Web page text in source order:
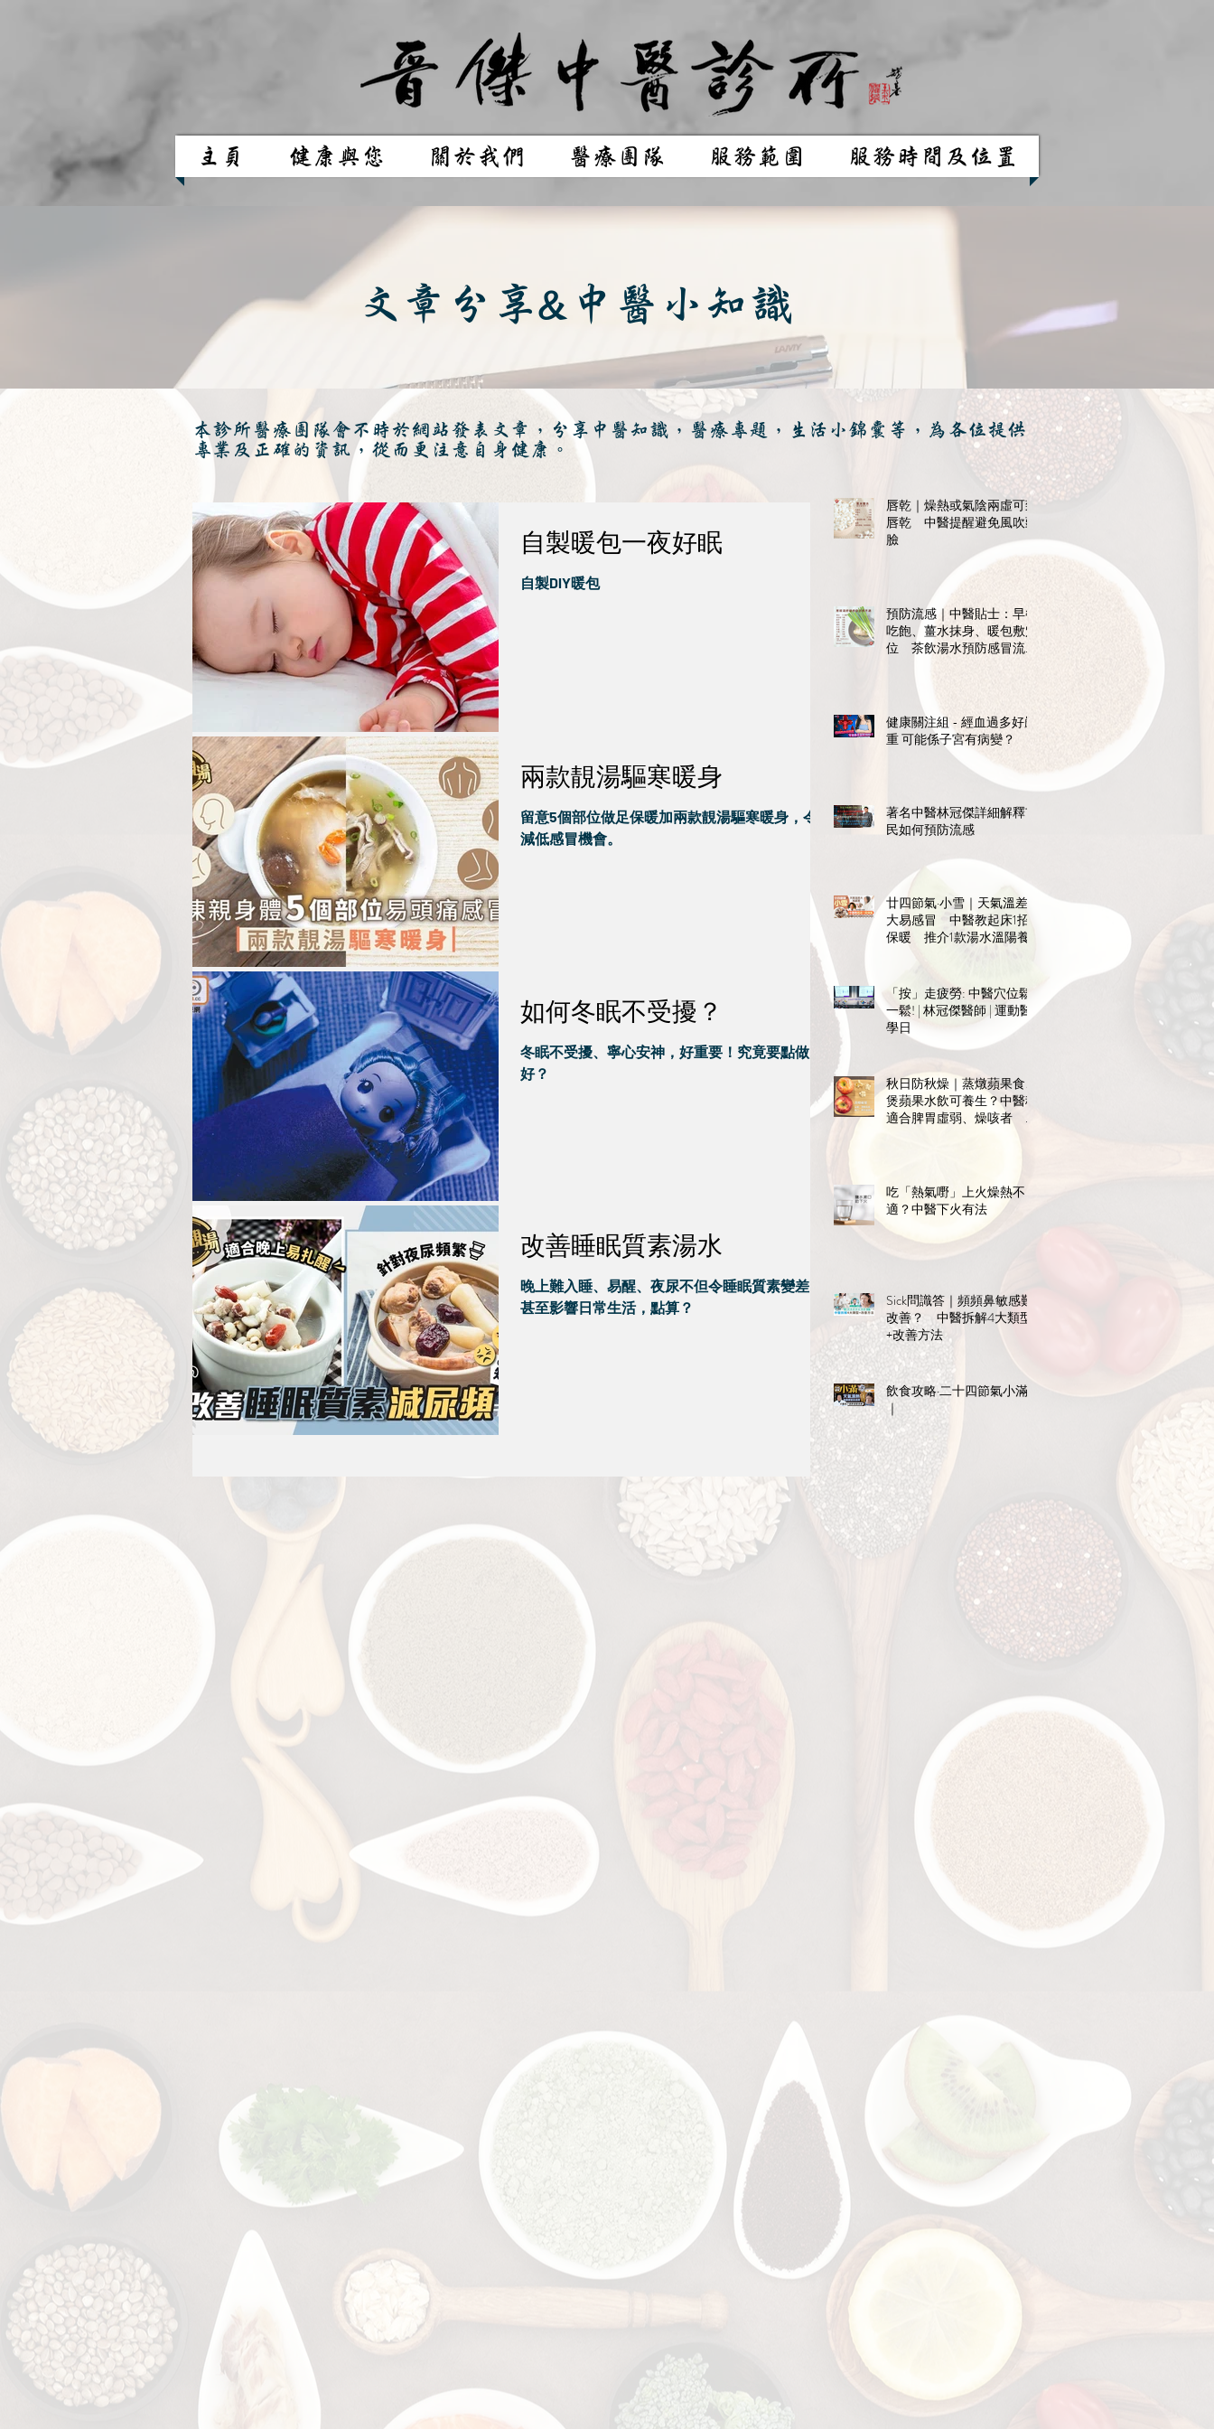
主頁 健康與您 關於我們 醫療團隊 服務範圍 服務時間及位置
文章分享&中醫小知識
本診所醫療團隊會不時於網站發表文章，分享中醫知識，醫療專題，生活小錦囊等，為各位提供
專業及正確的資訊，從而更注意自身健康。
唇乾｜燥熱或氣陰兩虛可致
唇乾 中醫提醒避免風吹頭
臉
預防流感｜中醫貼士：早餐
吃飽、薑水抹身、暖包敷穴
位 茶飲湯水預防感冒流感
健康關注組 - 經血過多好嚴
重 可能係子宮有病變？
著名中醫林冠傑詳細解釋市
民如何預防流感
廿四節氣·小雪｜天氣溫差
大易感冒 中醫教起床1招
保暖 推介1款湯水溫陽養
「按」走疲勞: 中醫穴位鬆
一鬆! | 林冠傑醫師 | 運動醫
學日
秋日防秋燥｜蒸燉蘋果食、
煲蘋果水飲可養生？中醫稱
適合脾胃虛弱、燥咳者 宜
吃「熱氣嘢」上火燥熱不
適？中醫下火有法
Sick問識答｜頻頻鼻敏感難
改善？ 中醫拆解4大類型
+改善方法
飲食攻略·二十四節氣小滿
｜
自製暖包一夜好眠
自製DlY暖包
兩款靚湯驅寒暖身
留意5個部位做足保暖加兩款靚湯驅寒暖身，令你
減低感冒機會。
如何冬眠不受擾？
冬眠不受擾、寧心安神，好重要！究竟要點做
好？
改善睡眠質素湯水
晚上難入睡、易醒、夜尿不但令睡眠質素變差，
甚至影響日常生活，點算？